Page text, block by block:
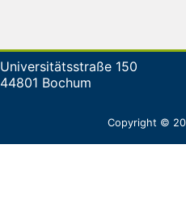
Universitätsstraße 150
44801 Bochum
Copyright ©